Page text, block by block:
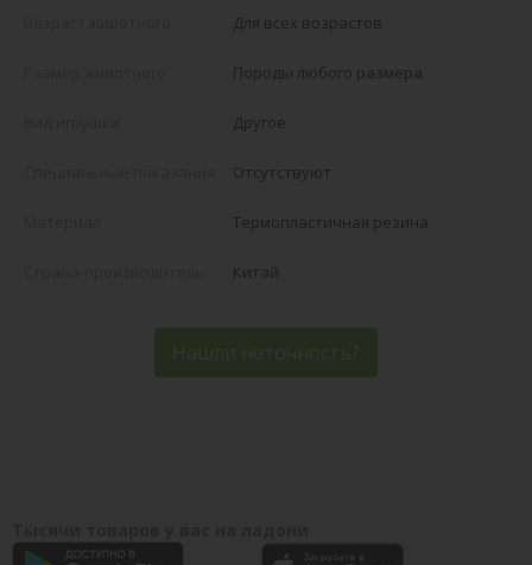
Для всех возрастов
Породы любого размера
Другое
Отсутствуют
Термопластичная резина
Китай
Нашли неточность?